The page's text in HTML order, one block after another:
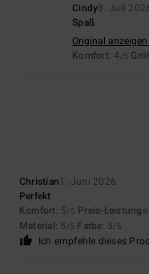
Cindy8. Juli
Spaß
Original
Komfort: 4 /5
Christian1. Juni 2026
Perfekt
Komfort: 5/5 Preis-
Material: 5 /5 Farbe: 5/5
Ich empfehle dieses